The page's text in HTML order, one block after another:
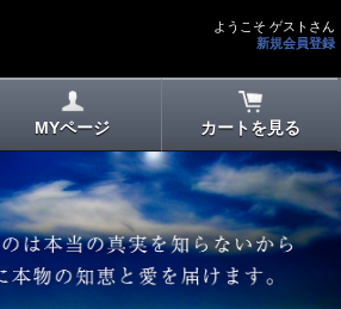
ようこそ ゲストさん
新規会員登録
MYページ カートを見る